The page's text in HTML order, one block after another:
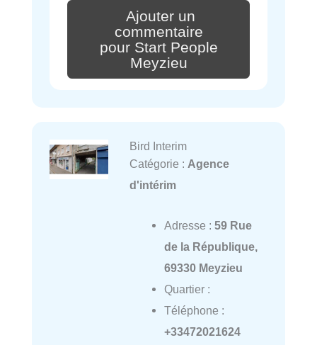
Ajouter un
commentaire
pour Start People
Meyzieu
Bird Interim
Catégorie : Agence
d'intérim
Adresse : 59 Rue
de la République,
69330 Meyzieu
Quartier :
Téléphone :
+33472021624